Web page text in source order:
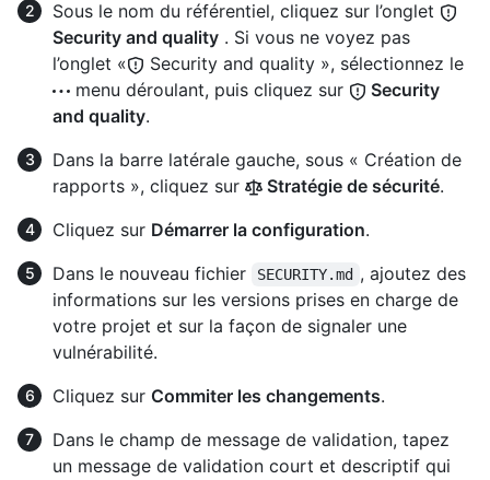
Sous le nom du référentiel, cliquez sur l’onglet
Security and quality . Si vous ne voyez pas
l’onglet «
Security and quality », sélectionnez le
menu déroulant, puis cliquez sur
Security
and quality.
Dans la barre latérale gauche, sous « Création de
rapports », cliquez sur
Stratégie de sécurité.
Cliquez sur Démarrer la configuration.
Dans le nouveau fichier
SECURITY.md , ajoutez des
informations sur les versions prises en charge de
votre projet et sur la façon de signaler une
vulnérabilité.
Cliquez sur Commiter les changements.
Dans le champ de message de validation, tapez
un message de validation court et descriptif qui